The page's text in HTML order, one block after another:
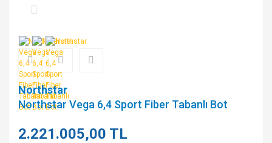
Northstar
Northstar Vega 6,4 Sport Fiber Tabanlı Bot
2.221.005,00 TL